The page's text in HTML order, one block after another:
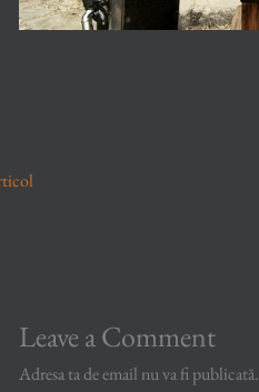
Leave a Comment
Adresa ta de email nu va fi publicată.